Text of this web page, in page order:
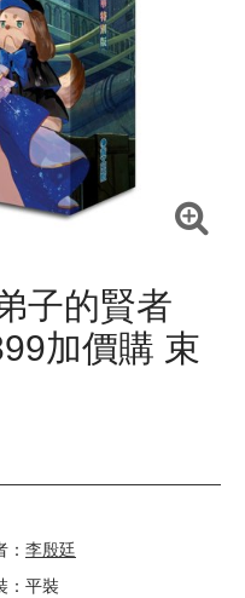
子的賢者
加價購 束
： 李殷廷
：平裝